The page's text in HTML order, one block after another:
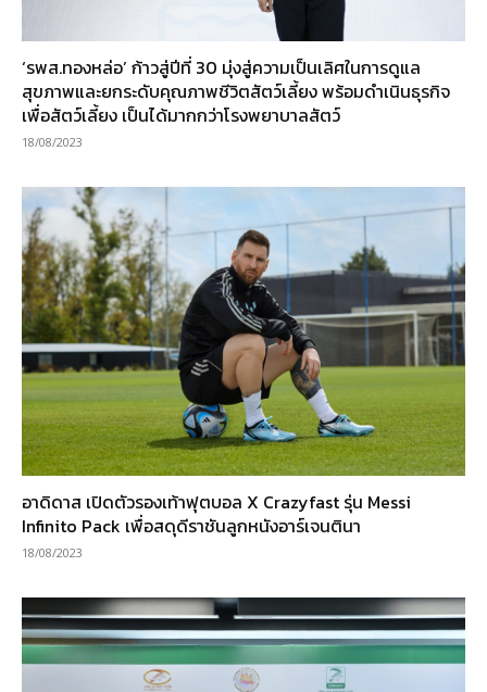
‘รพส.ทองหล่อ’ ก้าวสู่ปีที่ 30 มุ่งสู่ความเป็นเลิศในการดูแล
สุขภาพและยกระดับคุณภาพชีวิตสัตว์เลี้ยง พร้อมดำเนินธุรกิจ
เพื่อสัตว์เลี้ยง เป็นได้มากกว่าโรงพยาบาลสัตว์
18/08/2023
อาดิดาส เปิดตัวรองเท้าฟุตบอล X Crazyfast รุ่น Messi
Infinito Pack เพื่อสดุดีราชันลูกหนังอาร์เจนตินา
18/08/2023